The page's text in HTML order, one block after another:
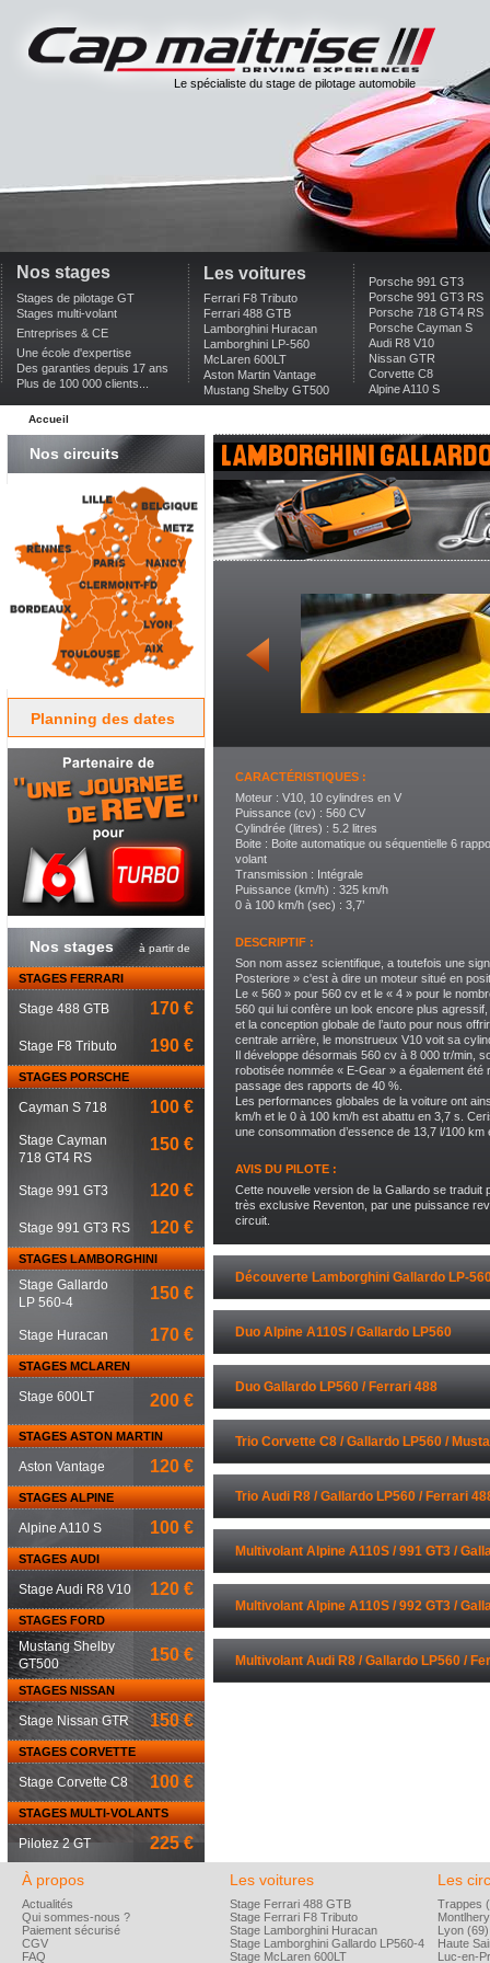
Le spécialiste du stage de pilotage automobile
Nos stages
Stages de pilotage GT
Stages multi-volant
Entreprises & CE
Une école d'expertise
Des garanties depuis 17 ans
Plus de 100 000 clients...
Les voitures
Ferrari F8 Tributo
Ferrari 488 GTB
Lamborghini Huracan
Lamborghini LP-560
McLaren 600LT
Aston Martin Vantage
Mustang Shelby GT500
Porsche 991 GT3
Porsche 991 GT3 RS
Porsche 718 GT4 RS
Porsche Cayman S
Audi R8 V10
Nissan GTR
Corvette C8
Alpine A110 S
Accueil
Nos circuits
Planning des dates
Nos stages à partir de
STAGES FERRARI
Stage 488 GTB 170 €
Stage F8 Tributo 190 €
STAGES PORSCHE
Cayman S 718 100 €
Stage Cayman
718 GT4 RS
150 €
Stage 991 GT3 120 €
Stage 991 GT3 RS 120 €
STAGES LAMBORGHINI
Stage Gallardo
LP 560-4
150 €
Stage Huracan 170 €
STAGES MCLAREN
Stage 600LT 200 €
STAGES ASTON MARTIN
Aston Vantage 120 €
STAGES ALPINE
Alpine A110 S 100 €
STAGES AUDI
Stage Audi R8 V10 120 €
STAGES FORD
Mustang Shelby
GT500
150 €
STAGES NISSAN
Stage Nissan GTR 150 €
STAGES CORVETTE
Stage Corvette C8 100 €
STAGES MULTI-VOLANTS
Pilotez 2 GT 225 €
lamborghini
CARACTÉRISTIQUES :
Moteur : V10, 10 cylindres en V
Puissance (cv) : 560 CV
Cylindrée (litres) : 5.2 litres
Boite : Boite automatique ou séquentielle 6
volant
Transmission : Intégrale
Puissance (km/h) : 325 km/h
0 à 100 km/h (sec) : 3,7’
DESCRIPTIF :
Son nom assez scientifique, a toutefois une
Posteriore » c'est à dire un moteur situé en
Le « 560 » pour 560 cv et le « 4 » pour le
560 qui lui confère un look encore plus
et la conception globale de l’auto pour nous
centrale arrière, le monstrueux V10 voit sa
Il développe désormais 560 cv à 8 000 tr/min,
robotisée nommée « E-Gear » a également
passage des rapports de 40 %.
Les performances globales de la voiture ont
km/h et le 0 à 100 km/h est abattu en 3,7 s.
une consommation d’essence de 13,7 l/100
AVIS DU PILOTE :
Cette nouvelle version de la Gallardo se traduit
très exclusive Reventon, par une puissance
circuit.
Découverte Lamborghini Gallardo LP-
Duo Alpine A110S / Gallardo LP560
Duo Gallardo LP560 / Ferrari 488
Trio Corvette C8 / Gallardo LP560 /
Trio Audi R8 / Gallardo LP560 / Ferrari
Multivolant Alpine A110S / 991 GT3 /
Multivolant Alpine A110S / 992 GT3 /
Multivolant Audi R8 / Gallardo LP560 /
À propos
Actualités
Qui sommes-nous ?
Paiement sécurisé
CGV
FAQ
Les voitures
Stage Ferrari 488 GTB
Stage Ferrari F8 Tributo
Stage Lamborghini Huracan
Stage Lamborghini Gallardo LP560-4
Stage McLaren 600LT
Les
Trappes
Lyon (69)
Haute
Luc-en-